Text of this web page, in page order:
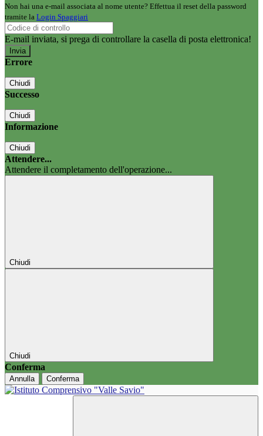
Non hai una e-mail associata al nome utente? Effettua il reset della password
tramite la Login Spaggiari
E-mail inviata, si prega di controllare la casella di posta elettronica!
Errore
Chiudi
Successo
Chiudi
Informazione
Chiudi
Attendere...
Attendere il completamento dell'operazione...
Chiudi
Chiudi
Conferma
Annulla Conferma